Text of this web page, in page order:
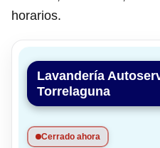
horarios.
Lavandería
Torrelaguna
Cerrado ahora